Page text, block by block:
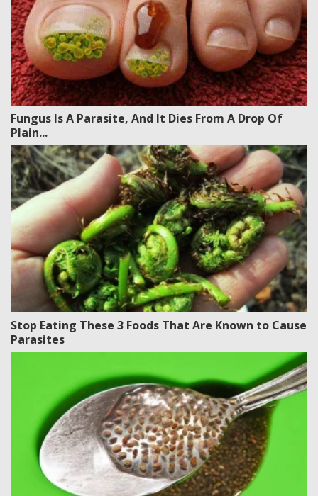
Fungus Is A Parasite, And It Dies From A Drop Of
Plain...
Stop Eating These 3 Foods That Are Known to Cause
Parasites